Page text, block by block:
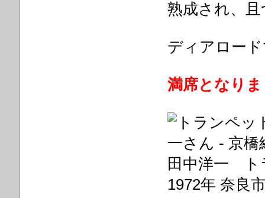
熟成され、
ディアロー
満席となり
田中洋一 ト
1972年 奈良